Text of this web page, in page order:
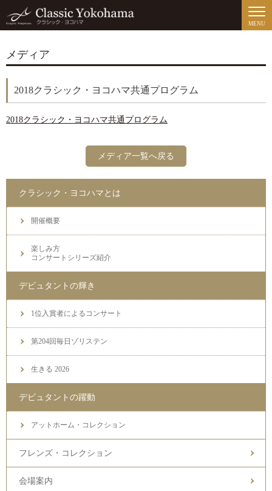
MENU
メディア
2018クラシック・ヨコハマ共通プログラム
2018クラシック・ヨコハマ共通プログラム
メディア一覧へ戻る
クラシック・ヨコハマとは
開催概要
楽しみ方
コンサートシリーズ紹介
デビュタントの輝き
1位入賞者によるコンサート
第204回毎日ゾリステン
生きる 2026
デビュタントの躍動
アットホーム・コレクション
フレンズ・コレクション
会場案内